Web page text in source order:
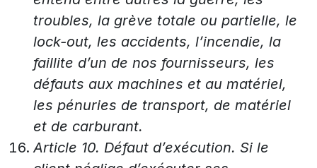
troubles, la grève totale ou partielle, le
lock-out, les accidents, l’incendie, la
faillite d’un de nos fournisseurs, les
défauts aux machines et au matériel,
les pénuries de transport, de matériel
et de carburant.
Article 10. Défaut d’exécution. Si le